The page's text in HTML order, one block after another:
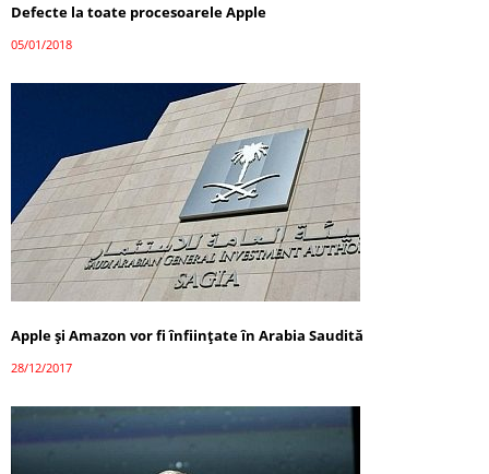
Defecte la toate procesoarele Apple
05/01/2018
Apple și Amazon vor fi înființate în Arabia Saudită
28/12/2017